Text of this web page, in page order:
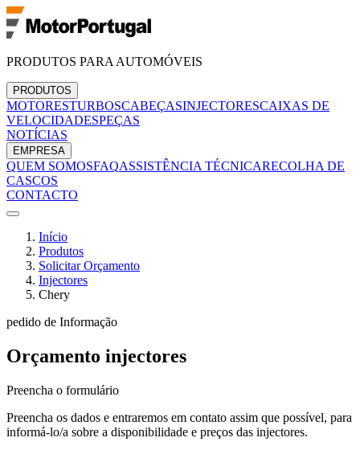
PRODUTOS PARA AUTOMÓVEIS
PRODUTOS
MOTORESTURBOSCABEÇASINJECTORESCAIXAS DE
VELOCIDADESPEÇAS
NOTÍCIAS
EMPRESA
QUEM SOMOSFAQASSISTÊNCIA TÉCNICARECOLHA DE
CASCOS
CONTACTO
Início
Produtos
Solicitar Orçamento
Injectores
Chery
pedido de Informação
Orçamento injectores
Preencha o formulário
Preencha os dados e entraremos em contato assim que possível, para
informá-lo/a sobre a disponibilidade e preços das injectores.